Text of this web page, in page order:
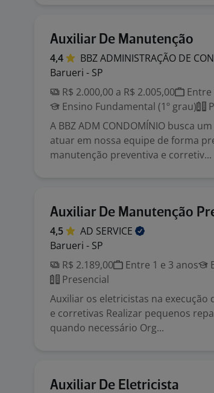
Auxiliar De Manutenção
4,4 BBZ ADMINISTRAÇÃO DE
Barueri - SP
R$ 2.000,00 a R$ 2.005,00
Entre
Ensino Fundamental (1º grau)
A BBZ ADM CONDOMÍNIO busca
atuar em nossa equipe de forma
manutenção preventiva e corretiv...
Auxiliar De Manutenção
4,5 AD SERVICE
Barueri - SP
R$ 2.189,00
Entre 1 e 3 anos
Presencial
Auxiliar os eletricistas na execução
e corretivas Realizar pequenos
quando necessário Org...
Auxiliar De Eletricista